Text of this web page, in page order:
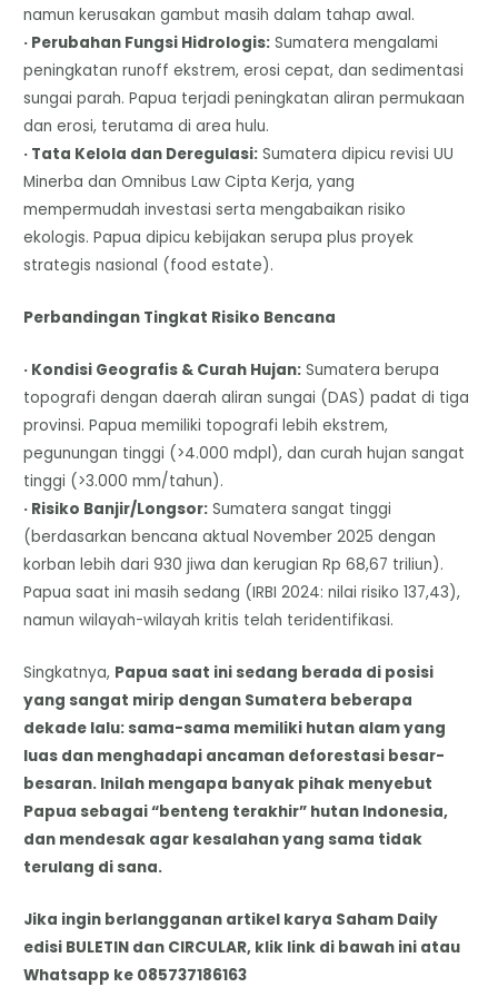
namun kerusakan gambut masih dalam tahap awal.
· Perubahan Fungsi Hidrologis: Sumatera mengalami
peningkatan runoff ekstrem, erosi cepat, dan sedimentasi
sungai parah. Papua terjadi peningkatan aliran permukaan
dan erosi, terutama di area hulu.
· Tata Kelola dan Deregulasi: Sumatera dipicu revisi UU
Minerba dan Omnibus Law Cipta Kerja, yang
mempermudah investasi serta mengabaikan risiko
ekologis. Papua dipicu kebijakan serupa plus proyek
strategis nasional (food estate).
Perbandingan Tingkat Risiko Bencana
· Kondisi Geografis & Curah Hujan: Sumatera berupa
topografi dengan daerah aliran sungai (DAS) padat di tiga
provinsi. Papua memiliki topografi lebih ekstrem,
pegunungan tinggi (>4.000 mdpl), dan curah hujan sangat
tinggi (>3.000 mm/tahun).
· Risiko Banjir/Longsor: Sumatera sangat tinggi
(berdasarkan bencana aktual November 2025 dengan
korban lebih dari 930 jiwa dan kerugian Rp 68,67 triliun).
Papua saat ini masih sedang (IRBI 2024: nilai risiko 137,43),
namun wilayah-wilayah kritis telah teridentifikasi.
Singkatnya, Papua saat ini sedang berada di posisi
yang sangat mirip dengan Sumatera beberapa
dekade lalu: sama-sama memiliki hutan alam yang
luas dan menghadapi ancaman deforestasi besar-
besaran. Inilah mengapa banyak pihak menyebut
Papua sebagai “benteng terakhir” hutan Indonesia,
dan mendesak agar kesalahan yang sama tidak
terulang di sana.
Jika ingin berlangganan artikel karya Saham Daily
edisi BULETIN dan CIRCULAR, klik link di bawah ini atau
Whatsapp ke 085737186163